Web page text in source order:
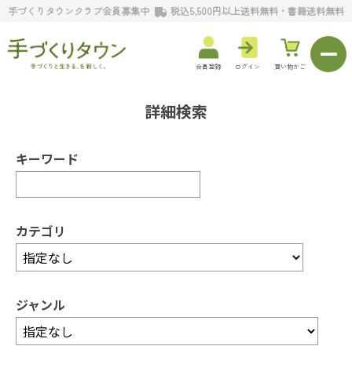
手づくりタウンクラブ会員募集中 税込5,500円以上送料無料・書籍送料無料
会員登録 ログイン 買い物かご
詳細検索
キーワード
カテゴリ
ジャンル